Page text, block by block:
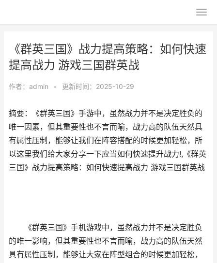
《群英三国》战力提高策略：如何快速
提高战力 游戏三国群英战
作者： admin • 更新时间：2025-10-29
摘要：《群英三国》手游中，虽然战力并不是决定胜负的
唯一因素，但其重要性也不言而喻，战力高的队伍天然具
有属性压制，能够让我们在阵容搭配的时候更加轻松，所
以这里我们给大家分享一下应当如何快速提升战力!,《群英
三国》战力提高策略：如何快速提高战力 游戏三国群英战
《群英三国》手机游戏中，虽然战力并不是决定胜负
的唯一影响，但其重要性也不言而喻，战力高的队伍天然
具有属性压制，能够让大家在阵型组合的时候更加轻松，